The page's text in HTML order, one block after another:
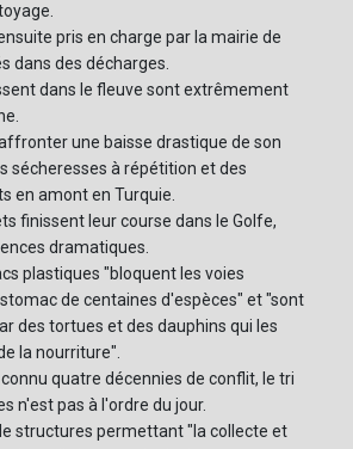
pris en charge par la mairie de
dans des décharges.
dans le fleuve sont extrêmement
une baisse drastique de son
sécheresses à répétition et des
en amont en Turquie.
finissent leur course dans le Golfe,
dramatiques.
plastiques "bloquent les voies
de centaines d'espèces" et "sont
des tortues et des dauphins qui les
la nourriture".
connu quatre décennies de conflit, le tri
n'est pas à l'ordre du jour.
structures permettant "la collecte et